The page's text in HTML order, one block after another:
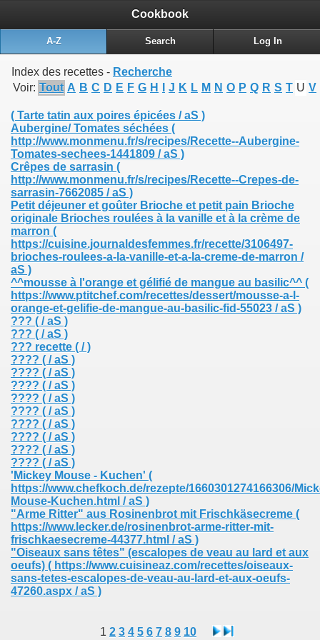
Cookbook
A-Z Search Log In
Index des recettes - Recherche
Voir: Tout A B C D E F G H J K L M N O P Q R S T U V
( Tarte tatin aux poires épicées / aS )
Aubergine/ Tomates séchées (
http://www.monmenu.fr/s/recipes/Recette--Aubergine-
Tomates-sechees-1441809 / aS )
Crêpes de sarrasin (
http://www.monmenu.fr/s/recipes/Recette--Crepes-de-
sarrasin-7662085 / aS )
Petit déjeuner et goûter Brioche et petit pain Brioche
originale Brioches roulées à la vanille et à la crème de
marron (
https://cuisine.journaldesfemmes.fr/recette/3106497-
brioches-roulees-a-la-vanille-et-a-la-creme-de-marron /
aS )
^^mousse à l'orange et gélifié de mangue au basilic^^ (
https://www.ptitchef.com/recettes/dessert/mousse-a-l-
orange-et-gelifie-de-mangue-au-basilic-fid-55023 / aS )
??? ( / aS )
??? ( / aS )
??? recette ( / )
???? ( / aS )
???? ( / aS )
???? ( / aS )
???? ( / aS )
???? ( / aS )
???? ( / aS )
???? ( / aS )
???? ( / aS )
???? ( / aS )
'Mickey Mouse - Kuchen' (
https://www.chefkoch.de/rezepte/1660301274166306/
Mouse-Kuchen.html / aS )
"Arme Ritter" aus Rosinenbrot mit Frischkäsecreme (
https://www.lecker.de/rosinenbrot-arme-ritter-mit-
frischkaesecreme-44377.html / aS )
"Oiseaux sans têtes" (escalopes de veau au lard et aux
oeufs) ( https://www.cuisineaz.com/recettes/oiseaux-
sans-tetes-escalopes-de-veau-au-lard-et-aux-oeufs-
47260.aspx / aS )
1 2 3 4 5 6 7 8 9 10